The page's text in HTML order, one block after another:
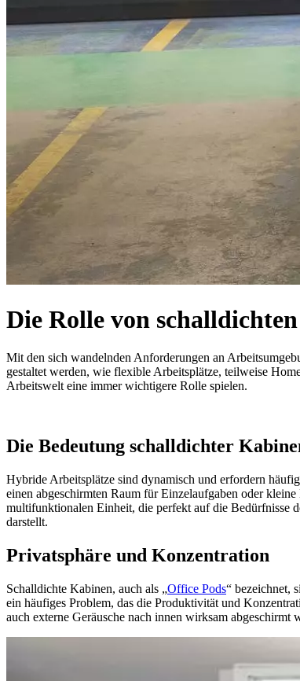
Die Rolle von
Mit den sich wandelnden Anforderungen an
gestaltet werden, wie flexible Arbeitsplätze, teilweise
Arbeitswelt eine immer wichtigere Rolle spielen.
Die Bedeutung schalldichter
Hybride Arbeitsplätze sind dynamisch und erfordern
einen abgeschirmten Raum für Einzelaufgaben oder
multifunktionalen Einheit, die perfekt auf die Bedürfnisse
darstellt.
Privatsphäre und Konzentration
Schalldichte Kabinen, auch als „Office Pods“ bezeichnet,
ein häufiges Problem, das die Produktivität und
auch externe Geräusche nach innen wirksam